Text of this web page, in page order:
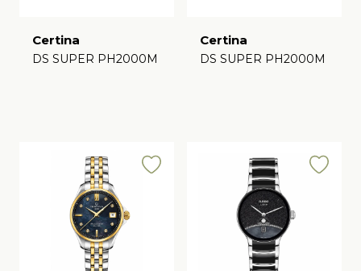
Certina
DS SUPER PH2000M
Certina
DS SUPER PH2000M